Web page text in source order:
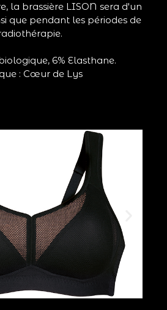
la brassière LISON sera d'un
que pendant les périodes de
6% Elasthane.
: Cœur de Lys